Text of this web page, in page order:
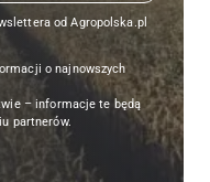
od Agropolska.pl
o najnowszych
– informacje te będą
partnerów.